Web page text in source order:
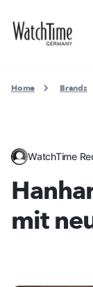
Home Brands
WatchTime
mit